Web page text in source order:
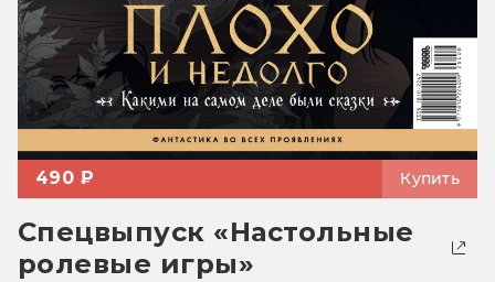
490 ₽ Купить
Спецвыпуск «Настольные
ролевые игры»